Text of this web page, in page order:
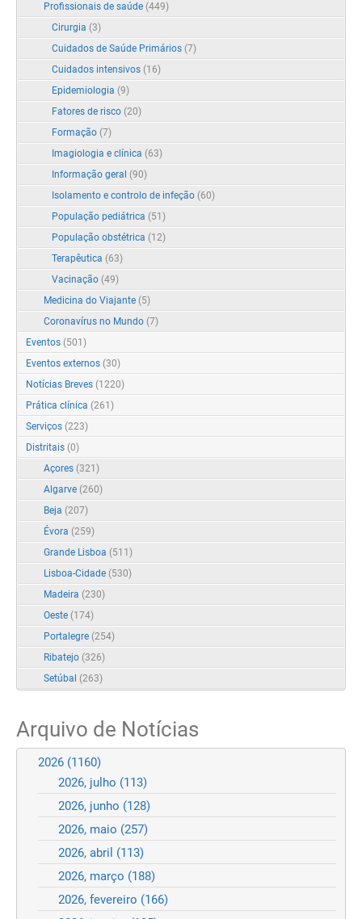
Profissionais de saúde (449)
Cirurgia (3)
Cuidados de Saúde Primários (7)
Cuidados intensivos (16)
Epidemiologia (9)
Fatores de risco (20)
Formação (7)
Imagiologia e clínica (63)
Informação geral (90)
Isolamento e controlo de infeção (60)
População pediátrica (51)
População obstétrica (12)
Terapêutica (63)
Vacinação (49)
Medicina do Viajante (5)
Coronavírus no Mundo (7)
Eventos (501)
Eventos externos (30)
Notícias Breves (1220)
Prática clínica (261)
Serviços (223)
Distritais (0)
Açores (321)
Algarve (260)
Beja (207)
Évora (259)
Grande Lisboa (511)
Lisboa-Cidade (530)
Madeira (230)
Oeste (174)
Portalegre (254)
Ribatejo (326)
Setúbal (263)
Arquivo de Notícias
2026 (1160)
2026, julho (113)
2026, junho (128)
2026, maio (257)
2026, abril (113)
2026, março (188)
2026, fevereiro (166)